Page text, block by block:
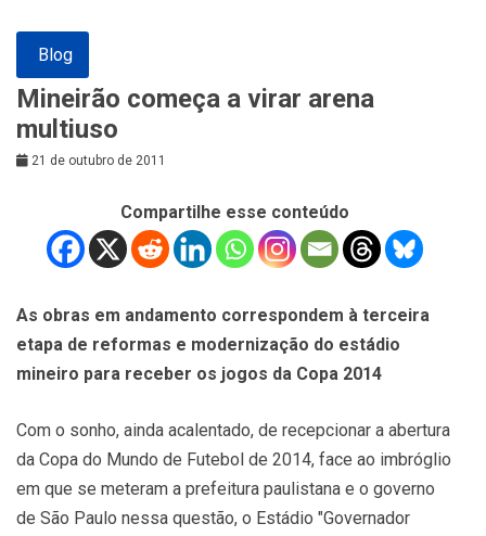
Blog
Mineirão começa a virar arena
multiuso
21 de outubro de 2011
Compartilhe esse conteúdo
As obras em andamento correspondem à terceira
etapa de reformas e modernização do estádio
mineiro para receber os jogos da Copa 2014
Com o sonho, ainda acalentado, de recepcionar a abertura
da Copa do Mundo de Futebol de 2014, face ao imbróglio
em que se meteram a prefeitura paulistana e o governo
de São Paulo nessa questão, o Estádio "Governador